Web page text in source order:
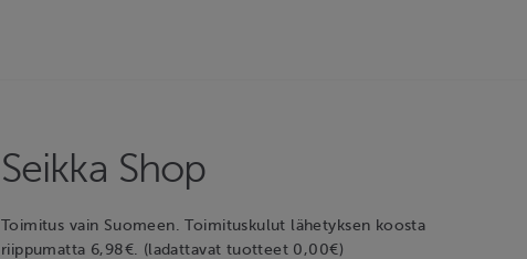
Seikka Shop
Toimitus vain Suomeen. Toimituskulut lähetyksen koosta
riippumatta 6,98€. (ladattavat tuotteet 0,00€)